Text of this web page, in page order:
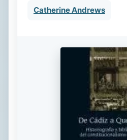
Catherine Andrews